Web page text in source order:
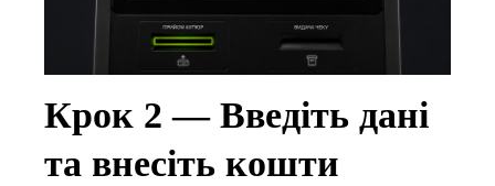
Крок 2 — Введіть дані
та внесіть кошти